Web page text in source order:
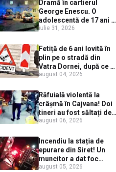
Dramă în cartierul
George Enescu. O
adolescentă de 17 ani s-
a aruncat de la etajul 4
părinții, pe fondul
consumului de alcool în
exces la o petrecere
iulie 31, 2026
Fetiță de 6 ani lovită în
plin pe o stradă din
Vatra Dornei, după ce a
ieșit în fața mașinii prin
august 04, 2026
Răfuială violentă la
crâșmă în Cajvana! Doi
tineri au fost săltați de
polițiști după un scandal
distruse
august 06, 2026
Incendiu la stația de
epurare din Siret! Un
muncitor a dat foc
pompelor de apă în timp
august 05, 2026